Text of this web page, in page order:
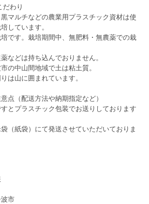
わり
マルチなどの農業用プラスチック資材は使
しています。
です。栽培期間中、無肥料・無農薬での栽
などは持ち込んでおりません。
の中山間地域で土は粘土質。
は山に囲まれています。
点（配送方法や納期指定など）
とプラスチック包装でお送りしております
（紙袋）にて発送させていただいておりま
市